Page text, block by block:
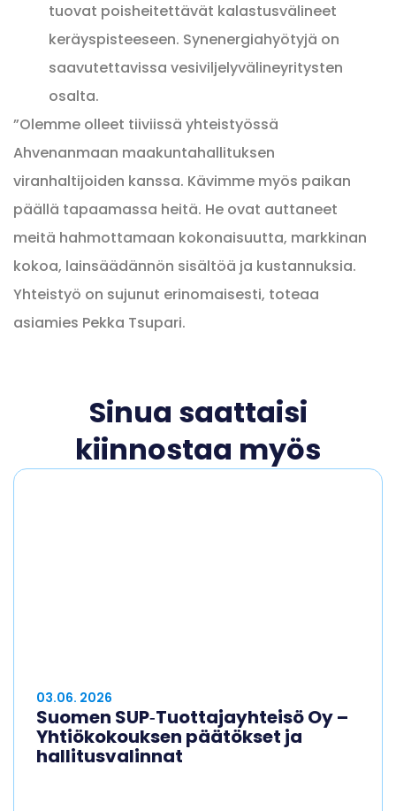
tuovat poisheitettävät kalastusvälineet
keräyspisteeseen. Synenergiahyötyjä on
saavutettavissa vesiviljelyvälineyritysten
osalta.
”Olemme olleet tiiviissä yhteistyössä
Ahvenanmaan maakuntahallituksen
viranhaltijoiden kanssa. Kävimme myös paikan
päällä tapaamassa heitä. He ovat auttaneet
meitä hahmottamaan kokonaisuutta, markkinan
kokoa, lainsäädännön sisältöä ja kustannuksia.
Yhteistyö on sujunut erinomaisesti, toteaa
asiamies Pekka Tsupari.
Sinua saattaisi
kiinnostaa myös
03.06. 2026
Suomen SUP‑Tuottajayhteisö Oy –
Yhtiökokouksen päätökset ja
hallitusvalinnat